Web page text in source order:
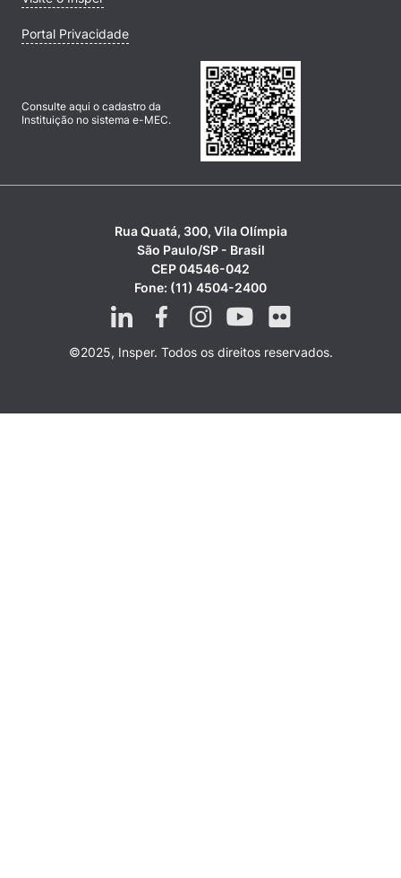
Portal Privacidade
Consulte aqui o cadastro da
Instituição no sistema e-MEC.
Rua Quatá, 300, Vila Olímpia
São Paulo/SP - Brasil
CEP 04546-042
Fone: (11) 4504-2400
©2025, Insper. Todos os direitos reservados.